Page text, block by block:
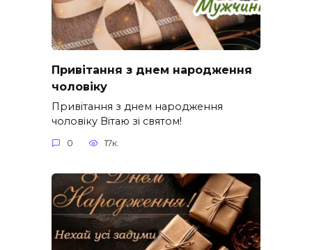
Привітання з днем народження
чоловіку
Привітання з днем народження
чоловіку Вітаю зі святом!
0 17к.